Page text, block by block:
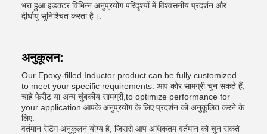
भरा हुआ इंडक्टर विभिन्न अनुप्रयोग परिदृश्यों में विश्वसनीय प्रदर्शन और
दीर्घायु सुनिश्चित करता है।.
अनुकूलन:
Our Epoxy-filled Inductor product can be fully customized
to meet your specific requirements. आप कोर सामग्री चुन सकते हैं,
चाहे फेरीट या अन्य चुंबकीय सामग्री,to optimize performance for
your application आपके अनुप्रयोग के लिए प्रदर्शन को अनुकूलित करने के
लिए.
वर्तमान रेटिंग अनुकूलन योग्य है, जिससे आप अधिकतम वर्तमान को चुन सकते